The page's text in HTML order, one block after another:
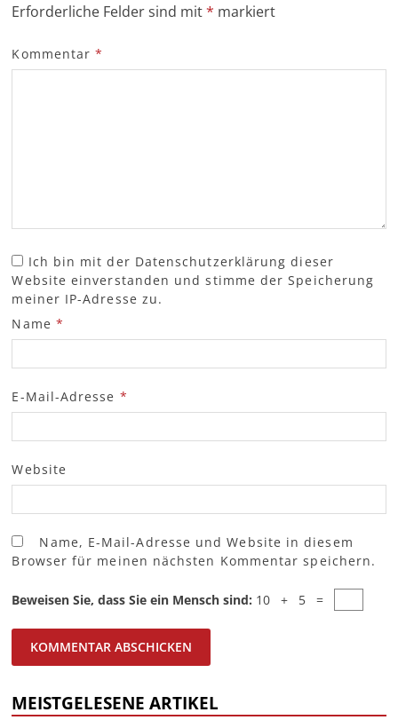
Erforderliche Felder sind mit* markiert
Kommentar*
Ich bin mit der Datenschutzerklärung dieser
Website einverstanden und stimme der Speicherung
meiner IP-Adresse zu.
Name *
E-Mail-Adresse *
Website
Name, E-Mail-Adresse und Website in diesem
Browser für meinen nächsten Kommentar speichern.
Beweisen Sie, dass Sie ein Mensch sind: 10 + 5 =
MEISTGELESENE ARTIKEL